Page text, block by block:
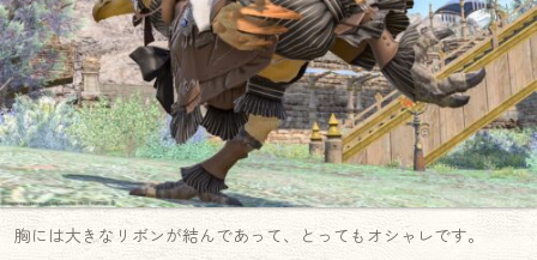
胸には大きなリボンが結んであって、とってもオシャレです。